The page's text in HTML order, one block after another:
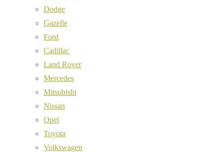
Dodge
Gazelle
Ford
Cadillac
Land Rover
Mercedes
Mitsubishi
Nissan
Opel
Toyota
Volkswagen